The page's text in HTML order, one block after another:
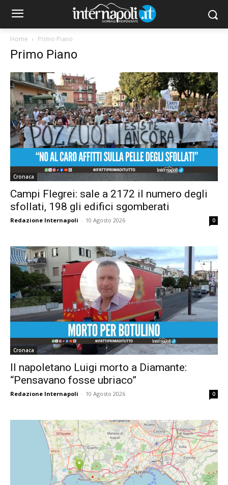
Home Primo Piano
Primo Piano
Cronaca
Campi Flegrei: sale a 2172 il numero degli
sfollati, 198 gli edifici sgomberati
Redazione Internapoli - 10 Agosto 2026 0
Cronaca
Il napoletano Luigi morto a Diamante:
“Pensavano fosse ubriaco”
Redazione Internapoli - 10 Agosto 2026 0